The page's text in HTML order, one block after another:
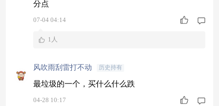
分点
07-04 04:14
1人
风吹雨刮雷打不动 历史持有
最垃圾的一个，买什么什么跌
04-28 10:17